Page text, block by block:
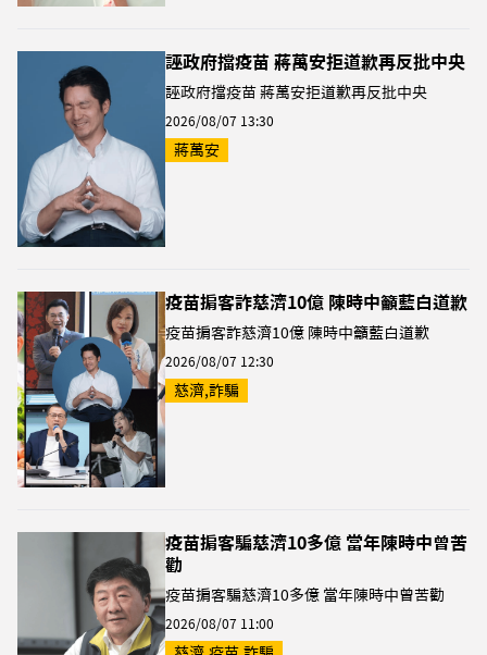
誣政府擋疫苗 蔣萬安拒道歉再反批中央
誣政府擋疫苗 蔣萬安拒道歉再反批中央
2026/08/07 13:30
蔣萬安
疫苗掮客詐慈濟10億 陳時中籲藍白道歉
疫苗掮客詐慈濟10億 陳時中籲藍白道歉
2026/08/07 12:30
慈濟,詐騙
疫苗掮客騙慈濟10多億 當年陳時中曾苦
勸
疫苗掮客騙慈濟10多億 當年陳時中曾苦勸
2026/08/07 11:00